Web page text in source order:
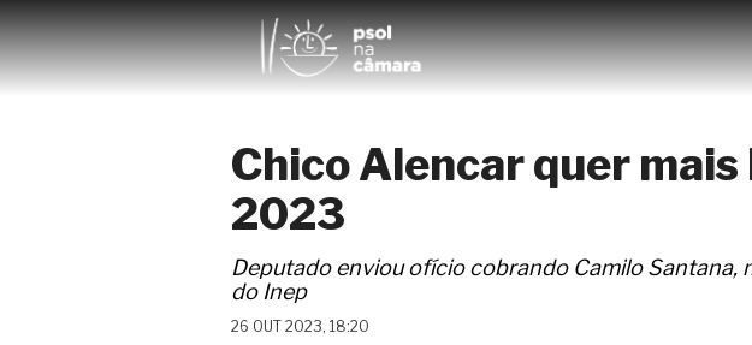
Chico Alencar quer mais
2023
Deputado enviou ofício cobrando Camilo Santana,
do Inep
26 OUT 2023, 18:20